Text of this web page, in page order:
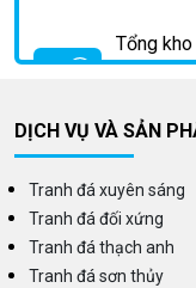
Tổng
Địa chỉ:
Tổng đài:
DỊCH VỤ VÀ SẢN
Tranh đá xuyên sáng
Tranh đá đối xứng
Tranh đá thạch anh
Tranh đá sơn thủy